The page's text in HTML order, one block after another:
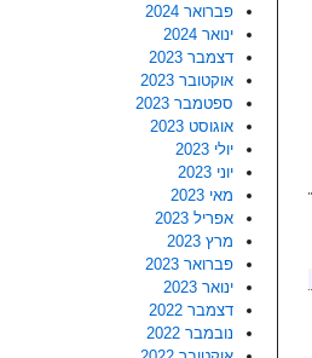
פברואר 2024
ינואר 2024
דצמבר 2023
אוקטובר 2023
ספטמבר 2023
אוגוסט 2023
יולי 2023
יוני 2023
מאי 2023
אפריל 2023
מרץ 2023
פברואר 2023
ינואר 2023
דצמבר 2022
נובמבר 2022